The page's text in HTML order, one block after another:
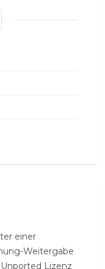
einer
Weitergabe
Lizenz